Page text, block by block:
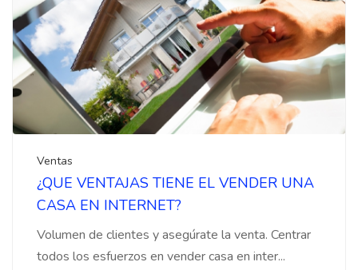
Ventas
¿QUE VENTAJAS TIENE EL VENDER UNA
CASA EN INTERNET?
Volumen de clientes y asegúrate la venta. Centrar
todos los esfuerzos en vender casa en inter...